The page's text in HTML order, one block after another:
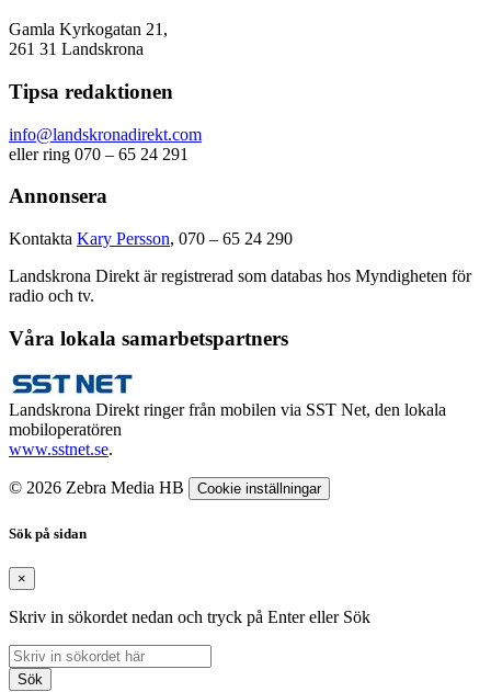
Gamla Kyrkogatan 21,
261 31 Landskrona
Tipsa redaktionen
info@landskronadirekt.com
eller ring 070 – 65 24 291
Annonsera
Kontakta Kary Persson, 070 – 65 24 290
Landskrona Direkt är registrerad som databas hos Myndigheten för
radio och tv.
Våra lokala samarbetspartners
Landskrona Direkt ringer från mobilen via SST Net, den lokala
mobiloperatören
www.sstnet.se.
© 2026 Zebra Media HB Cookie inställningar
Sök på sidan
×
Skriv in sökordet nedan och tryck på Enter eller Sök
Sök